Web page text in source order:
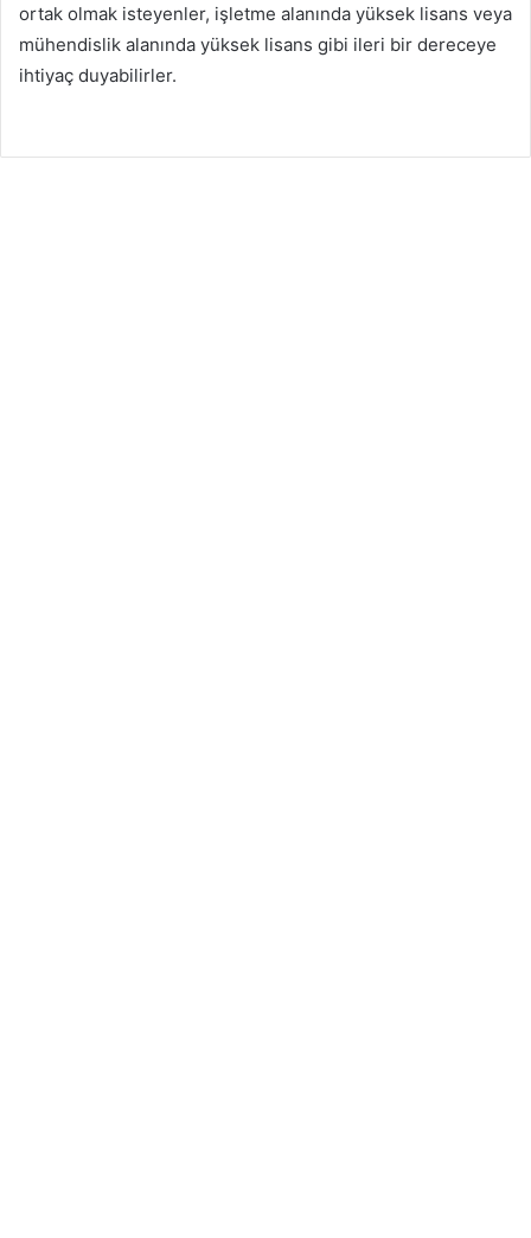
ortak olmak isteyenler, işletme alanında yüksek lisans veya
mühendislik alanında yüksek lisans gibi ileri bir dereceye
ihtiyaç duyabilirler.